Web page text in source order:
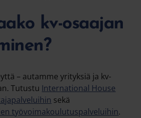
kv-osaajan
– autamme yrityksiä ja kv-
Tutustu International House
sekä
työvoimakoulutuspalveluihin.